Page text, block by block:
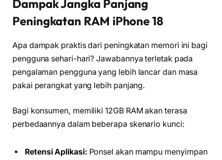
Dampak Jangka Panjang
Peningkatan RAM iPhone 18
Apa dampak praktis dari peningkatan memori ini bagi
pengguna sehari-hari? Jawabannya terletak pada
pengalaman pengguna yang lebih lancar dan masa
pakai perangkat yang lebih panjang.
Bagi konsumen, memiliki 12GB RAM akan terasa
perbedaannya dalam beberapa skenario kunci:
Retensi Aplikasi: Ponsel akan mampu menyimpan